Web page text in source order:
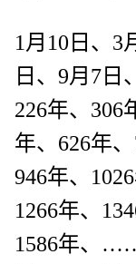
1月10日、3
日、9月7日
226年、306
年、626年
946年、
1266年、
1586年、